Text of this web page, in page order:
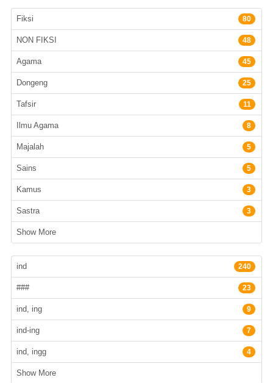
Subyek
Fiksi 80
NON FIKSI 48
Agama 45
Dongeng 25
Tafsir 11
Ilmu Agama 8
Majalah 5
Sains 5
Kamus 3
Sastra 3
Show More
Bahasa
ind 240
### 23
ind, ing 9
ind-ing 7
ind, ingg 4
Show More